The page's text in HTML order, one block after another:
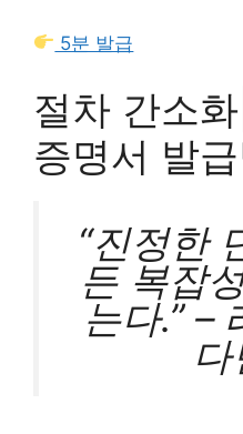
5분 발급
절차 간소
증명서 발
“진정한
든 복잡
는다.” –